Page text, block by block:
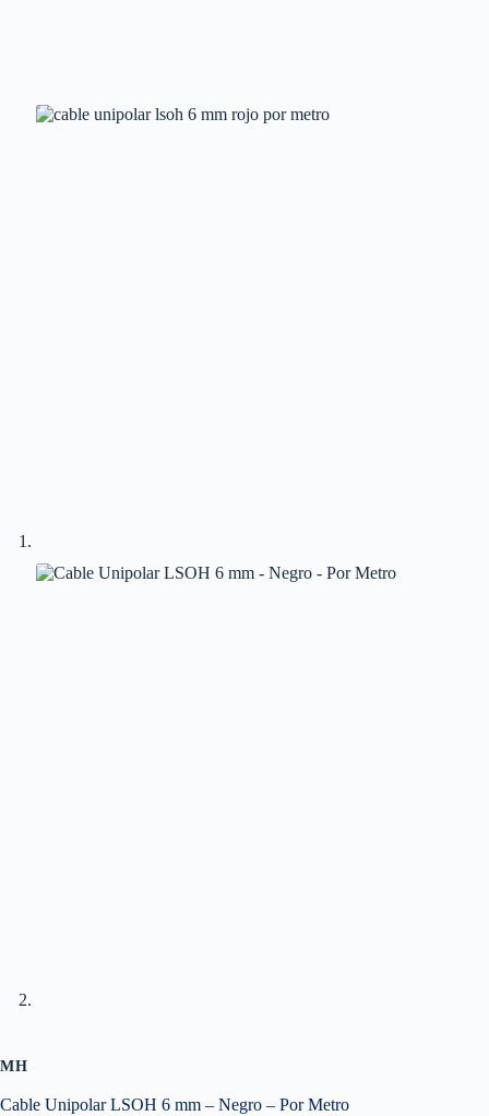
MH
Cable Unipolar LSOH 6 mm – Negro – Por Metro